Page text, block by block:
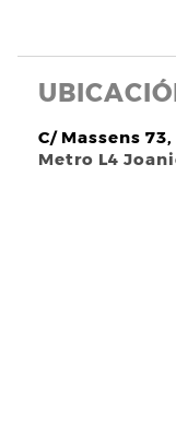
C/ Massens
Metro L4